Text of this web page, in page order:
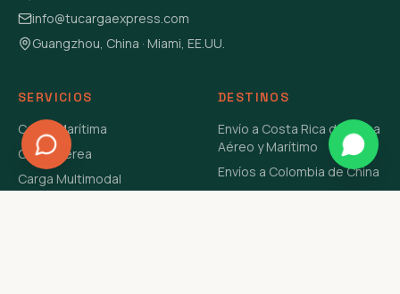
info@tucargaexpress.com
Guangzhou, China · Miami, EE.UU.
SERVICIOS
Carga Marítima
Carga Aérea
Carga Multimodal
DESTINOS
Envío a Costa Rica de China
Aéreo y Marítimo
Envíos a Colombia de China